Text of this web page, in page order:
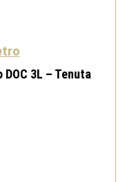
3L – Tenuta